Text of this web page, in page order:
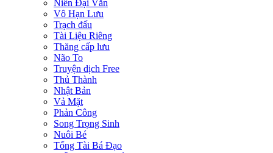
Niên Đại Văn
Vô Hạn Lưu
Trạch đấu
Tài Liệu Riêng
Thăng cấp lưu
Não To
Truyện dịch Free
Thủ Thành
Nhật Bản
Vả Mặt
Phản Công
Song Trọng Sinh
Nuôi Bé
Tổng Tài Bá Đạo